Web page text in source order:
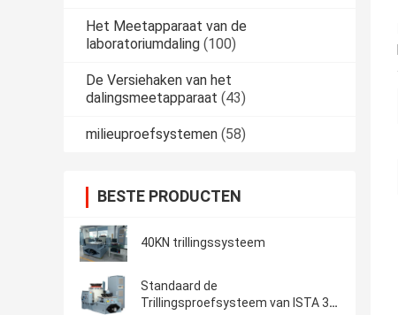
Het Meetapparaat van de
laboratoriumdaling (100)
De Versiehaken van het
dalingsmeetapparaat (43)
milieuproefsystemen (58)
BESTE PRODUCTEN
40KN trillingssysteem
Standaard de
Trillingsproefsysteem van ISTA 3A